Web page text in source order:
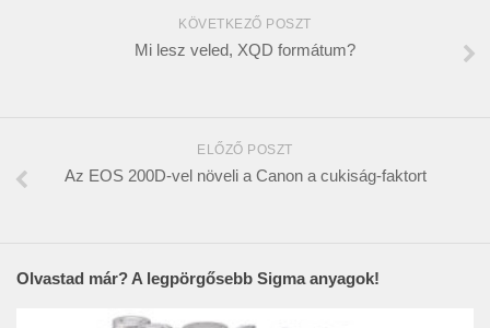
KÖVETKEZŐ POSZT
Mi lesz veled, XQD formátum?
ELŐZŐ POSZT
Az EOS 200D-vel növeli a Canon a cukiság-faktort
Olvastad már? A legpörgősebb Sigma anyagok!